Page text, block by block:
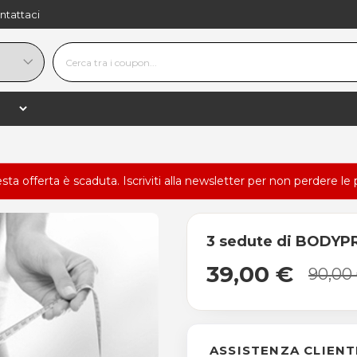
offerta è scaduta. Iscriviti alla newsletter per non perdere le
3 sedute di
39,00 €
ASSISTENZA